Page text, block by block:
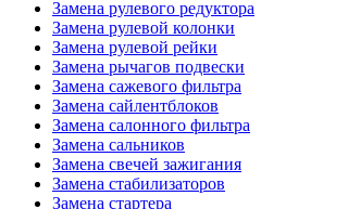
Замена рулевого редуктора
Замена рулевой колонки
Замена рулевой рейки
Замена рычагов подвески
Замена сажевого фильтра
Замена сайлентблоков
Замена салонного фильтра
Замена сальников
Замена свечей зажигания
Замена стабилизаторов
Замена стартера